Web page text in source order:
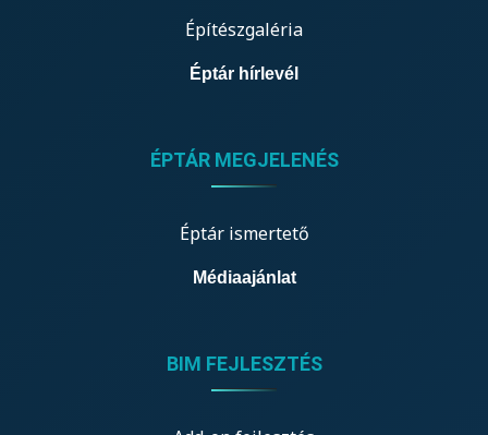
Építészgaléria
Éptár hírlevél
ÉPTÁR MEGJELENÉS
Éptár ismertető
Médiaajánlat
BIM FEJLESZTÉS